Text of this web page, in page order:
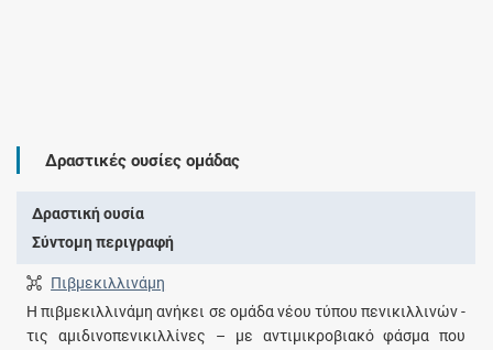
Δραστικές ουσίες ομάδας
Δραστική ουσία
Σύντομη περιγραφή
Πιβμεκιλλινάμη
Η πιβμεκιλλινάμη ανήκει σε ομάδα νέου τύπου πενικιλλινών -
τις αμιδινοπενικιλλίνες – με αντιμικροβιακό φάσμα που